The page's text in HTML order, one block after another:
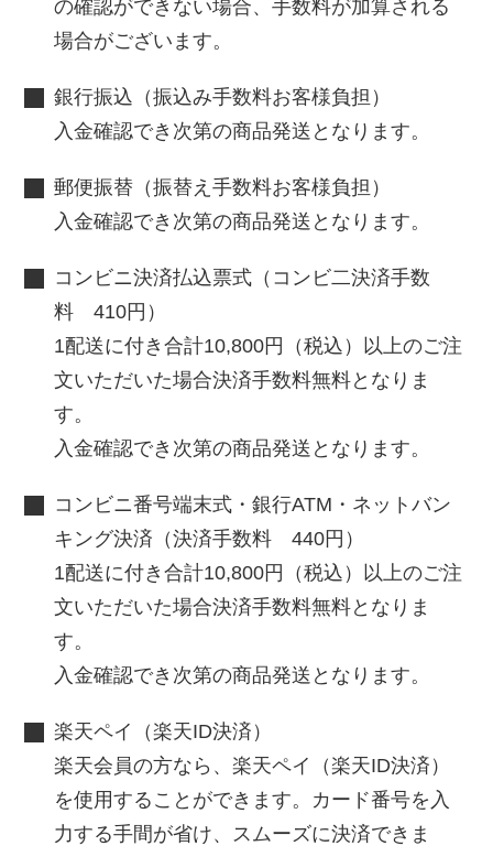
の確認ができない場合、手数料が加算される
場合がございます。
銀行振込（振込み手数料お客様負担）
入金確認でき次第の商品発送となります。
郵便振替（振替え手数料お客様負担）
入金確認でき次第の商品発送となります。
コンビニ決済払込票式（コンビ二決済手数
料 410円）
1配送に付き合計10,800円（税込）以上のご注
文いただいた場合決済手数料無料となりま
す。
入金確認でき次第の商品発送となります。
コンビニ番号端末式・銀行ATM・ネットバン
キング決済（決済手数料 440円）
1配送に付き合計10,800円（税込）以上のご注
文いただいた場合決済手数料無料となりま
す。
入金確認でき次第の商品発送となります。
楽天ペイ（楽天ID決済）
楽天会員の方なら、楽天ペイ（楽天ID決済）
を使用することができます。カード番号を入
力する手間が省け、スムーズに決済できま